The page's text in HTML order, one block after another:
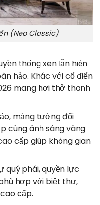
(Neo Classic)
thống xen lẫn hiện
hảo. Khác với cổ điển
mang hơi thở thanh
mảng tường đối
cùng ánh sáng vàng
cấp giúp không gian
quý phái, quyền lực
hợp với biệt thự,
cấp.